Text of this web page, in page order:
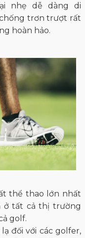
nhẹ dễ dàng di
trơn trượt rất
hoàn hảo.
thể thao lớn nhất
ở tất cả thị trường
golf.
đối với các golfer,